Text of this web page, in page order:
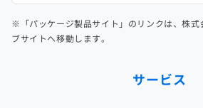
※「パッケージ製品サイト」のリンクは、株式
ブサイトへ移動します。
サービス